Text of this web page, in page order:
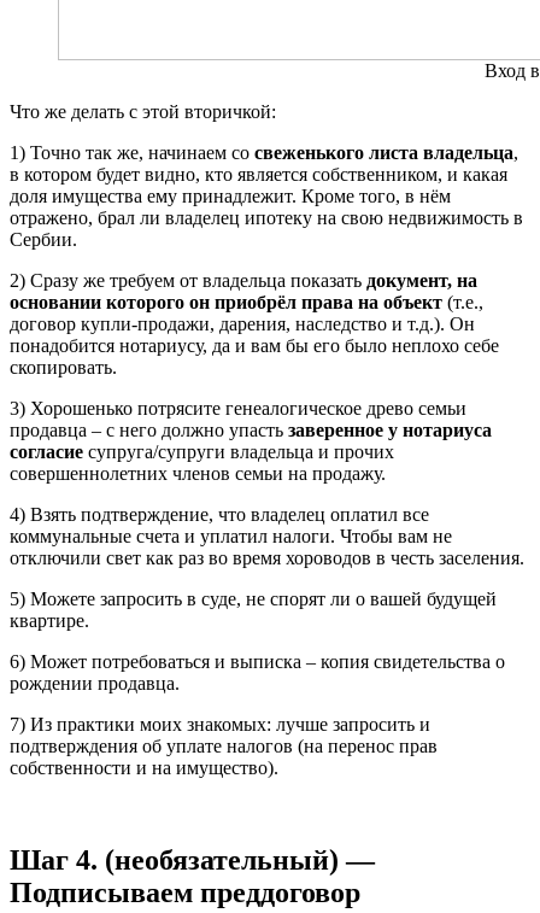
Вход
Что же делать с этой вторичкой:
1) Точно так же, начинаем со свеженького листа владельца,
в котором будет видно, кто является собственником, и какая
доля имущества ему принадлежит. Кроме того, в нём
отражено, брал ли владелец ипотеку на свою недвижимость в
Сербии.
2) Сразу же требуем от владельца показать документ, на
основании которого он приобрёл права на объект (т.е.,
договор купли-продажи, дарения, наследство и т.д.). Он
понадобится нотариусу, да и вам бы его было неплохо себе
скопировать.
3) Хорошенько потрясите генеалогическое древо семьи
продавца – с него должно упасть заверенное у нотариуса
согласие супруга/супруги владельца и прочих
совершеннолетних членов семьи на продажу.
4) Взять подтверждение, что владелец оплатил все
коммунальные счета и уплатил налоги. Чтобы вам не
отключили свет как раз во время хороводов в честь заселения.
5) Можете запросить в суде, не спорят ли о вашей будущей
квартире.
6) Может потребоваться и выписка – копия свидетельства о
рождении продавца.
7) Из практики моих знакомых: лучше запросить и
подтверждения об уплате налогов (на перенос прав
собственности и на имущество).
Шаг 4. (необязательный) —
Подписываем преддоговор